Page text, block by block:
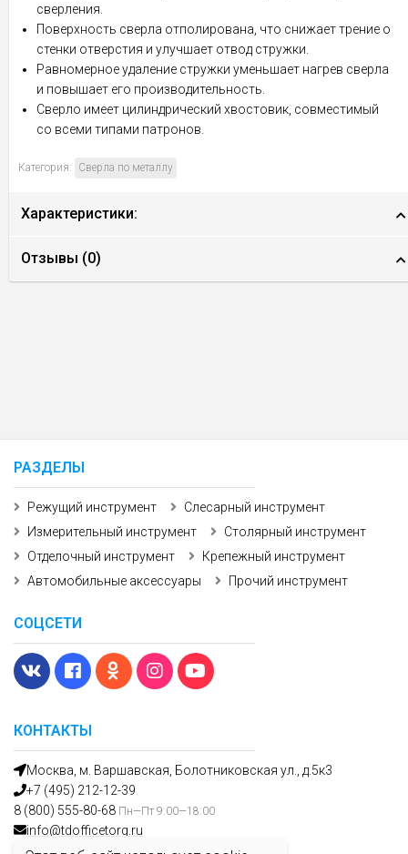
сверления.
Поверхность сверла отполирована, что снижает трение о
стенки отверстия и улучшает отвод стружки.
Равномерное удаление стружки уменьшает нагрев сверла
и повышает его производительность.
Сверло имеет цилиндрический хвостовик, совместимый
со всеми типами патронов.
Категория: Сверла по металлу
Характеристики:
Отзывы (0)
КОНТАКТЫ
Москва, м. Варшавская, Болотниковская ул., д.5к3
+7 (495) 212-12-39
8 (800) 555-80-68 Пн—Пт 9:00—18:00
info@tdofficetorg.ru
РАЗДЕЛЫ
Режущий инструмент
Слесарный инструмент
Измерительный инструмент
Столярный инструмент
Отделочный инструмент
Крепежный инструмент
Автомобильные аксессуары
Прочий инструмент
СОЦСЕТИ